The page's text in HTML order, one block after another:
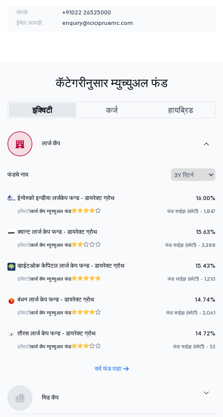
संपर्क :
+91022 26525000
ईमेल आयडी :
enquiry@icicipruamc.com
कॅटेगरीनुसार म्युच्युअल फंड
इक्विटी कर्ज हायब्रिड
लार्ज कॅप
फंडचे नाव
ईन्वेस्को इन्डीया लर्जकेप फन्ड - डायरेक्ट ग्रोथ 16.00%
इक्विटीलार्ज कॅप म्युच्युअल फंड फंड साईझ (कोटी) - 1,847
क्वान्ट लार्ज केप फन्ड - डायरेक्ट ग्रोथ 15.63%
इक्विटीलार्ज कॅप म्युच्युअल फंड फंड साईझ (कोटी) - 3,388
व्हाईटओक केपिटल लार्ज केप फन्ड - डायरेक्ट ग्रोथ 15.43%
इक्विटीलार्ज कॅप म्युच्युअल फंड फंड साईझ (कोटी) - 1,210
बंधन लार्ज केप फन्ड - डायरेक्ट ग्रोथ 14.74%
इक्विटीलार्ज कॅप म्युच्युअल फंड फंड साईझ (कोटी) - 2,061
तौरस लार्ज केप फन्ड - डायरेक्ट ग्रोथ 14.72%
इक्विटीलार्ज कॅप म्युच्युअल फंड फंड साईझ (कोटी) - 52
सर्व फंड पाहा
मिड कॅप